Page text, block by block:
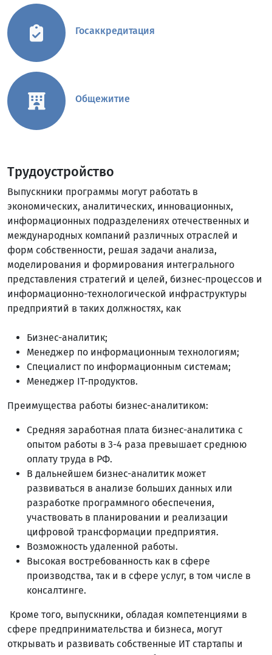
Госаккредитация
Общежитие
Трудоустройство
Выпускники программы могут работать в
экономических, аналитических, инновационных,
информационных подразделениях отечественных и
международных компаний различных отраслей и
форм собственности, решая задачи анализа,
моделирования и формирования интегрального
представления стратегий и целей, бизнес-процессов и
информационно-технологической инфраструктуры
предприятий в таких должностях, как
Бизнес-аналитик;
Менеджер по информационным технологиям;
Специалист по информационным системам;
Менеджер IT-продуктов.
Преимущества работы бизнес-аналитиком:
Средняя заработная плата бизнес-аналитика с
опытом работы в 3-4 раза превышает среднюю
оплату труда в РФ.
В дальнейшем бизнес-аналитик может
развиваться в анализе больших данных или
разработке программного обеспечения,
участвовать в планировании и реализации
цифровой трансформации предприятия.
Возможность удаленной работы.
Высокая востребованность как в сфере
производства, так и в сфере услуг, в том числе в
консалтинге.
Кроме того, выпускники, обладая компетенциями в
сфере предпринимательства и бизнеса, могут
открывать и развивать собственные ИТ стартапы и